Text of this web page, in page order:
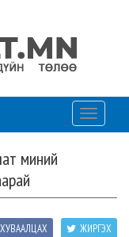
Toggle
миний
ЖИРГЭХ
ХУВААЛЦАХ